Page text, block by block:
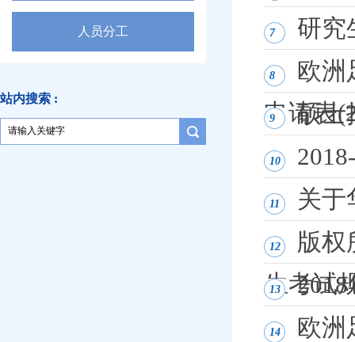
人员分工
站内搜索 :
7 研究
8
欧洲
申请表
9 硕士
10
11 关于
12
版权
生考试
13
14 欧洲